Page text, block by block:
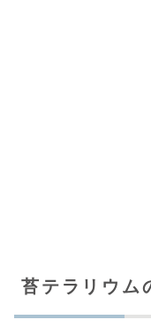
苔テラリウム